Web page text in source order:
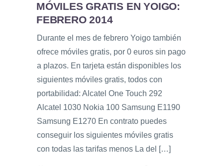
MÓVILES GRATIS EN YOIGO:
FEBRERO 2014
Durante el mes de febrero Yoigo también
ofrece móviles gratis, por 0 euros sin pago
a plazos. En tarjeta están disponibles los
siguientes móviles gratis, todos con
portabilidad: Alcatel One Touch 292
Alcatel 1030 Nokia 100 Samsung E1190
Samsung E1270 En contrato puedes
conseguir los siguientes móviles gratis
con todas las tarifas menos La del […]